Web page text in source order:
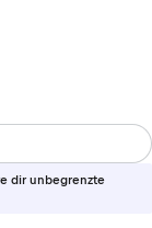
dir unbegrenzte